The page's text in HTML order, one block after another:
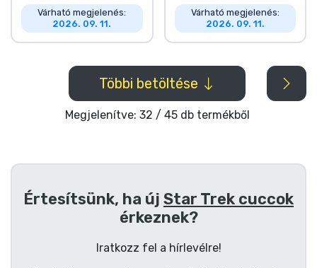
Várható megjelenés:
2026. 09. 11.
Várható megjelenés:
2026. 09. 11.
Többi betöltése
Megjelenítve: 32 / 45 db termékből
Értesítsünk, ha új Star Trek cuccok
érkeznek?
Iratkozz fel a hírlevélre!